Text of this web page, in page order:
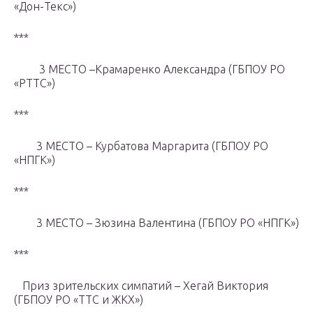
«Дон-Текс»)
***
3 МЕСТО –Крамаренко Александра (ГБПОУ РО
«РТТС»)
***
3 МЕСТО – Курбатова Маргарита (ГБПОУ РО
«НПГК»)
***
3 МЕСТО – Зюзина Валентина (ГБПОУ РО «НПГК»)
***
Приз зрительских симпатий – Хегай Виктория
(ГБПОУ РО «ТТС и ЖКХ»)